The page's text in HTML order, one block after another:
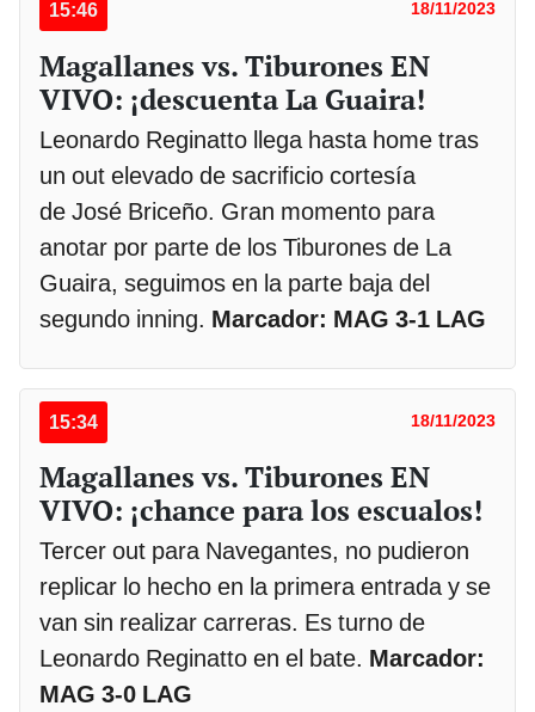
15:46 18/11/2023
Magallanes vs. Tiburones EN
VIVO: ¡descuenta La Guaira!
Leonardo Reginatto llega hasta home tras
un out elevado de sacrificio cortesía
de José Briceño. Gran momento para
anotar por parte de los Tiburones de La
Guaira, seguimos en la parte baja del
segundo inning. Marcador: MAG 3-1 LAG
15:34 18/11/2023
Magallanes vs. Tiburones EN
VIVO: ¡chance para los escualos!
Tercer out para Navegantes, no pudieron
replicar lo hecho en la primera entrada y se
van sin realizar carreras. Es turno de
Leonardo Reginatto en el bate. Marcador:
MAG 3-0 LAG